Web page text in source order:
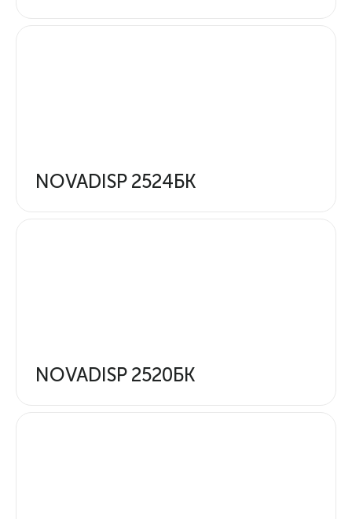
NOVADISP 2524БК
NOVADISP 2520БК